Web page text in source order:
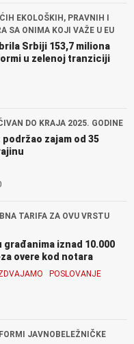
EKOLOŠKIH, PRAVNIH I
SA ONIMA KOJI VAŽE U EU
Srbiji 153,7 miliona
u zelenoj tranziciji
DO KRAJA 2025. GODINE
zajam od 35
TARIFA ZA OVU VRSTU
iznad 10.000
overe kod notara
POSLOVANJE
JAVNOBELEŽNIČKE